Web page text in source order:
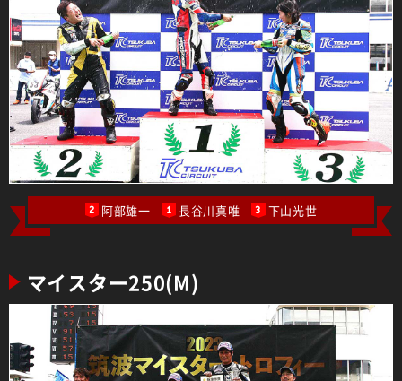
1 長谷川真唯
2 阿部雄一 3 下山光世
マイスター250(M)